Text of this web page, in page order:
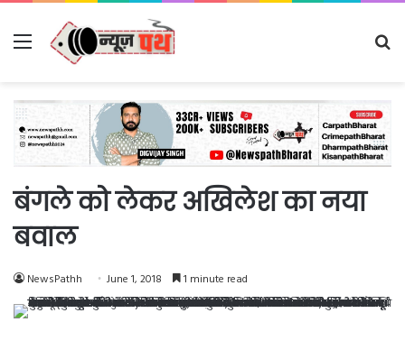
Menu
बंगले को लेकर अखिलेश का नया
बवाल
NewsPathh June 1, 2018 1 minute read